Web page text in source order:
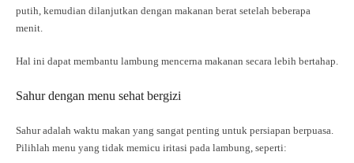
putih, kemudian dilanjutkan dengan makanan berat setelah beberapa
menit.
Hal ini dapat membantu lambung mencerna makanan secara lebih bertahap.
Sahur dengan menu sehat bergizi
Sahur adalah waktu makan yang sangat penting untuk persiapan berpuasa.
Pilihlah menu yang tidak memicu iritasi pada lambung, seperti: